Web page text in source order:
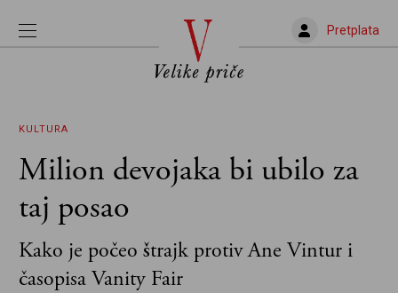
Pretplata
KULTURA
Milion devojaka bi ubilo za
taj posao
Kako je počeo štrajk protiv Ane Vintur i
časopisa Vanity Fair